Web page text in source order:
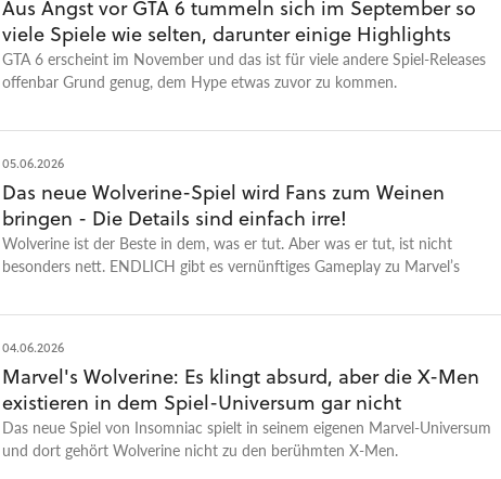
Aus Angst vor GTA 6 tummeln sich im September so
viele Spiele wie selten, darunter einige Highlights
GTA 6 erscheint im November und das ist für viele andere Spiel-Releases
offenbar Grund genug, dem Hype etwas zuvor zu kommen.
05.06.2026
Das neue Wolverine-Spiel wird Fans zum Weinen
bringen - Die Details sind einfach irre!
Wolverine ist der Beste in dem, was er tut. Aber was er tut, ist nicht
besonders nett. ENDLICH gibt es vernünftiges Gameplay zu Marvel’s
Spiel jede Menge, äh, Erdbeermarmelade. Ich kann euch deshalb nicht alles
genau wie Wolverine seine Gegner, nehme ich jetzt den Trailer Stück für
Stück auseinander. Denn in den letzten Monaten habe ich knapp 400
Ausgaben klassischer X-Men Comics gelesen. Und viel von dem, was wir
hier im Trailer sehen, kommt mir doch sehr bekannt vor. Und da möchte
ich mein Wissen gerne mit euch teilen! Los geht’s. Den vollen, unzensierten
04.06.2026
Marvel's Wolverine: Es klingt absurd, aber die X-Men
existieren in dem Spiel-Universum gar nicht
Das neue Spiel von Insomniac spielt in seinem eigenen Marvel-Universum
und dort gehört Wolverine nicht zu den berühmten X-Men.